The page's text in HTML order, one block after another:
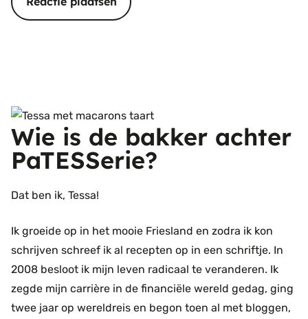
Wie is de bakker achter
PaTESSerie?
Dat ben ik, Tessa!
Ik groeide op in het mooie Friesland en zodra ik kon
schrijven schreef ik al recepten op in een schriftje. In
2008 besloot ik mijn leven radicaal te veranderen. Ik
zegde mijn carrière in de financiële wereld gedag, ging
twee jaar op wereldreis en begon toen al met bloggen,